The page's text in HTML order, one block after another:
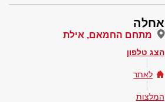
אחלה
מתחם החמאם, אילת
הצג טלפון
לאתר
המלצות